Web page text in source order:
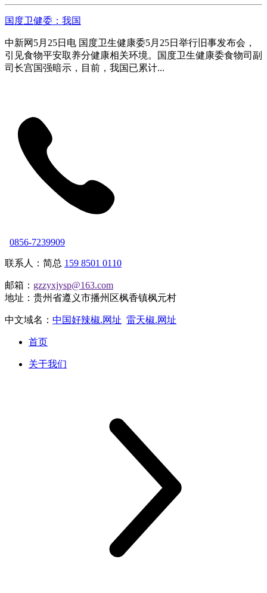
国度卫健委：我国
中新网5月25日电 国度卫生健康委5月25日举行旧事发布会，
引见食物平安取养分健康相关环境。国度卫生健康委食物司副
司长宫国强暗示，目前，我国已累计...
0856-7239909
联系人：简总 159 8501 0110
邮箱： gzzyxjysp@163.com
地址：贵州省遵义市播州区枫香镇枫元村
中文域名： 中国好辣椒.网址 雷天椒.网址
首页
关于我们